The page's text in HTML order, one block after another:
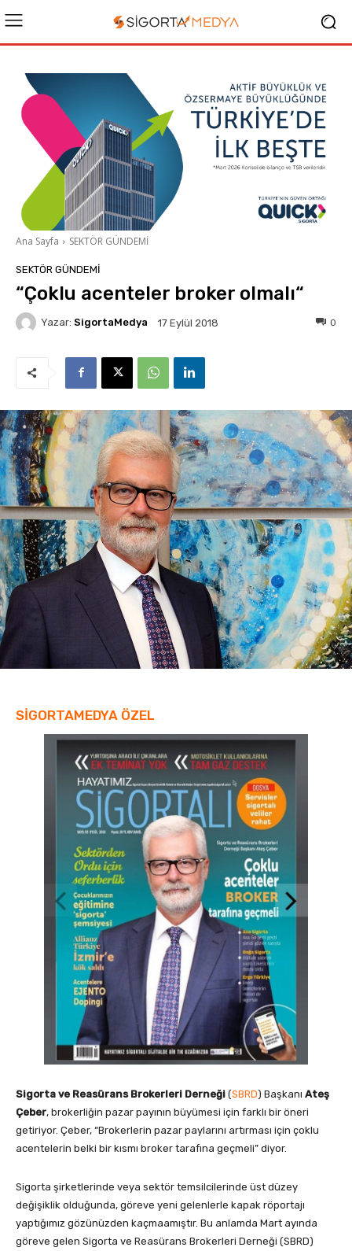
Ana Sayfa SEKTÖR GÜNDEMİ
SEKTÖR GÜNDEMİ
“Çoklu acenteler broker olmalı“
Yazar: SigortaMedya 17 Eylül 2018 0
SİGORTAMEDYA ÖZEL
Sigorta ve Reasürans Brokerleri Derneği (SBRD) Başkanı Ateş
Çeber, brokerliğin pazar payının büyümesi için farklı bir öneri
getiriyor. Çeber, “Brokerlerin pazar paylarını artırması için çoklu
acentelerin belki bir kısmı broker tarafına geçmeli” diyor.
Sigorta şirketlerinde veya sektör temsilcilerinde üst düzey
değişiklik olduğunda, göreve yeni gelenlerle kapak röportajı
yaptığımız gözünüzden kaçmaamıştır. Bu anlamda Mart ayında
göreve gelen Sigorta ve Reasürans Brokerleri Derneği (SBRD)